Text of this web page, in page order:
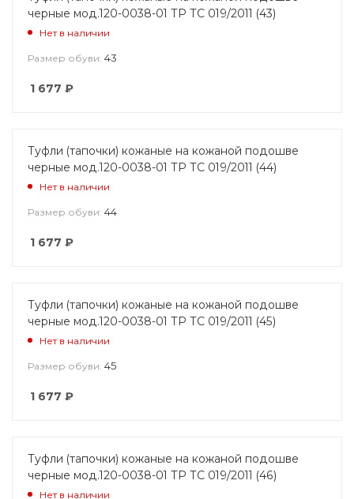
черные мод.120-0038-01 ТР ТС 019/2011 (43)
Нет в наличии
Размер обуви: 43
1 677 ₽
Туфли (тапочки) кожаные на кожаной подошве
черные мод.120-0038-01 ТР ТС 019/2011 (44)
Нет в наличии
Размер обуви: 44
1 677 ₽
Туфли (тапочки) кожаные на кожаной подошве
черные мод.120-0038-01 ТР ТС 019/2011 (45)
Нет в наличии
Размер обуви: 45
1 677 ₽
Туфли (тапочки) кожаные на кожаной подошве
черные мод.120-0038-01 ТР ТС 019/2011 (46)
Нет в наличии